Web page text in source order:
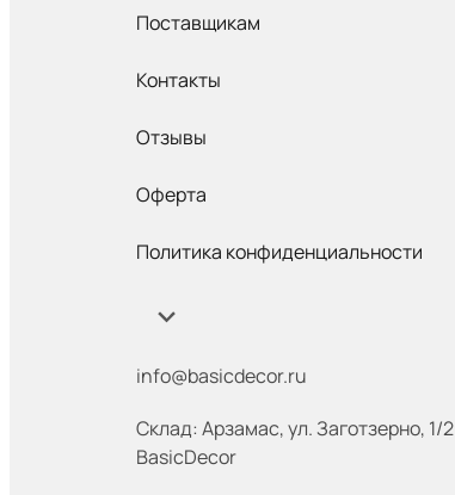
Поставщикам
Контакты
Отзывы
Оферта
Политика конфиденциальности
info@basicdecor.ru
Склад: Арзамас,ул. Заготзерно, 1/2
BasicDecor